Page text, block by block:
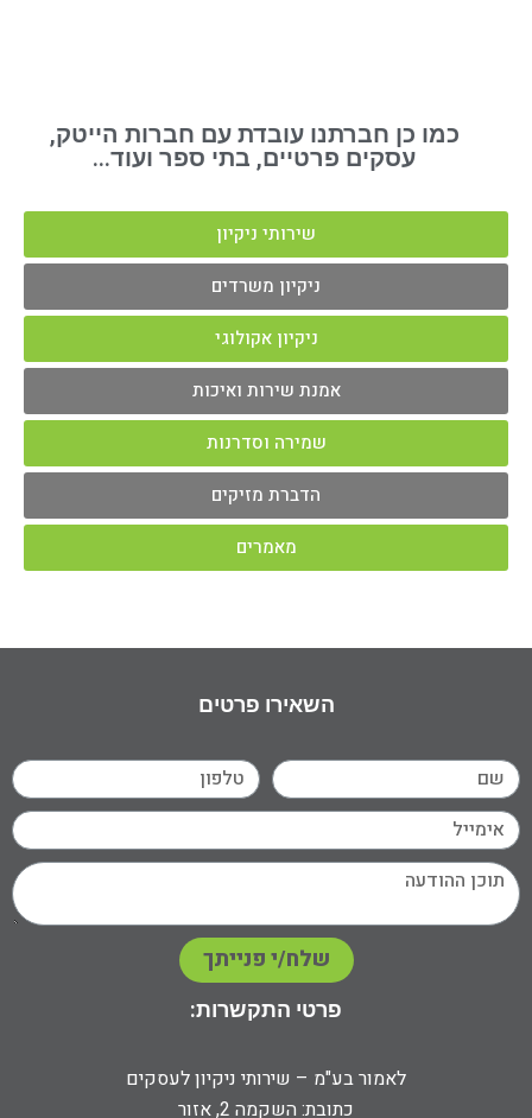
שירותי ניקיון
ניקיון משרדים
ניקיון אקולוגי
אמנת שירות ואיכות
שמירה וסדרנות
הדברת מזיקים
מאמרים
כמו כן חברתנו עובדת עם חברות הייטק,
עסקים פרטיים, בתי ספר ועוד...
השאירו פרטים
שלח/י פנייתך
פרטי התקשרות:
לאמור בע"מ – שירותי ניקיון לעסקים
כתובת: השקמה 2, אזור